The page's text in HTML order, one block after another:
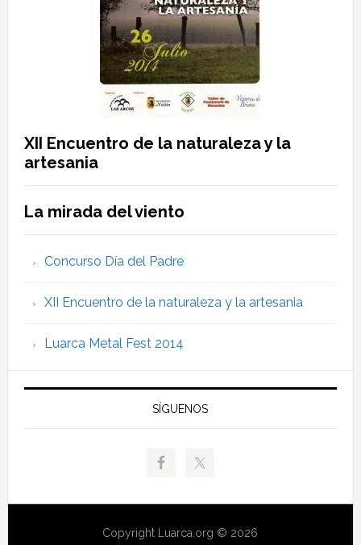
XII Encuentro de la naturaleza y la
artesania
La mirada del viento
Concurso Día del Padre
XII Encuentro de la naturaleza y la artesania
Luarca Metal Fest 2014
SÍGUENOS
Copyright Luarca.org © 2026